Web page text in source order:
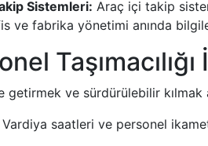
Sistemleri: Araç içi takip
ve fabrika yönetimi anında
getirmek ve sürdürülebilir
Vardiya saatleri ve personel